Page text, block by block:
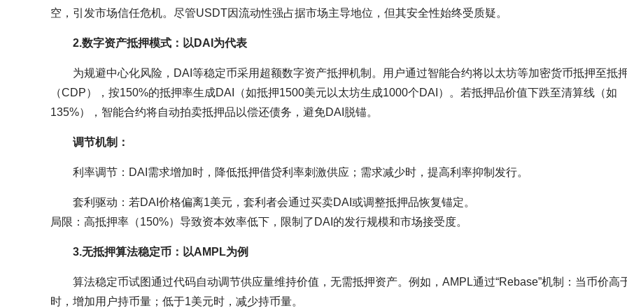
空，引发市场信任危机。尽管USDT因流动性强占据市场主导地位，但其安全性始终受质疑。
2.数字资产抵押模式：以DAI为代表
为规避中心化风险，DAI等稳定币采用超额数字资产抵押机制。用户通过智能合约将以太坊等加密货币抵押至抵
（CDP），按150%的抵押率生成DAI（如抵押1500美元以太坊生成1000个DAI）。若抵押品价值下跌至清算线（如
135%），智能合约将自动拍卖抵押品以偿还债务，避免DAI脱锚。
调节机制：
利率调节：DAI需求增加时，降低抵押借贷利率刺激供应；需求减少时，提高利率抑制发行。
套利驱动：若DAI价格偏离1美元，套利者会通过买卖DAI或调整抵押品恢复锚定。
局限：高抵押率（150%）导致资本效率低下，限制了DAI的发行规模和市场接受度。
3.无抵押算法稳定币：以AMPL为例
算法稳定币试图通过代码自动调节供应量维持价值，无需抵押资产。例如，AMPL通过“Rebase”机制：当币价高
时，增加用户持币量；低于1美元时，减少持币量。